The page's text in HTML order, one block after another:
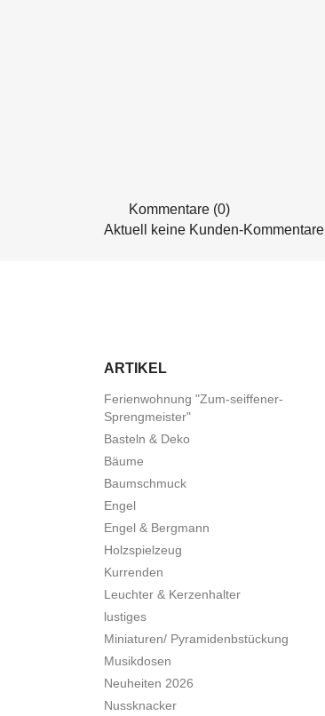
Kommentare (0)
Aktuell keine Kunden-Kommentare
ARTIKEL
Ferienwohnung "Zum-seiffener-
Sprengmeister"
Basteln & Deko
Bäume
Baumschmuck
Engel
Engel & Bergmann
Holzspielzeug
Kurrenden
Leuchter & Kerzenhalter
lustiges
Miniaturen/ Pyramidenbstückung
Musikdosen
Neuheiten 2026
Nussknacker